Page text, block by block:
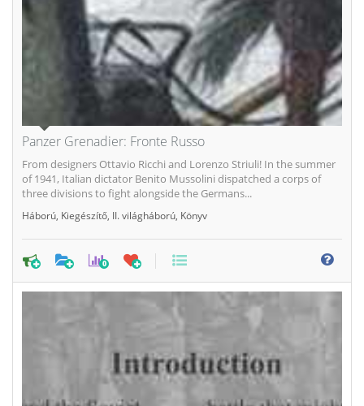
Panzer Grenadier: Fronte Russo
From designers Ottavio Ricchi and Lorenzo Striuli! In the summer
of 1941, Italian dictator Benito Mussolini dispatched a corps of
three divisions to fight alongside the Germans...
Háború Kiegészítő II. világháború Könyv
0